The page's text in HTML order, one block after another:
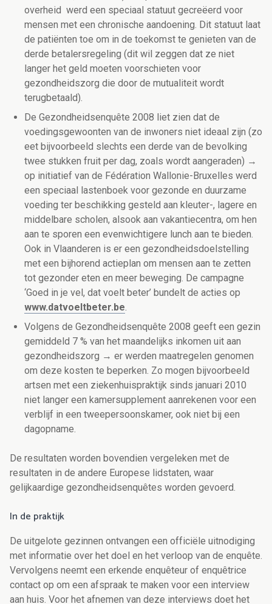
overheid werd een speciaal statuut gecreëerd voor
mensen met een chronische aandoening. Dit statuut laat
de patiënten toe om in de toekomst te genieten van de
derde betalersregeling (dit wil zeggen dat ze niet
langer het geld moeten voorschieten voor
gezondheidszorg die door de mutualiteit wordt
terugbetaald).
De Gezondheidsenquête 2008 liet zien dat de
voedingsgewoonten van de inwoners niet ideaal zijn (zo
eet bijvoorbeeld slechts een derde van de bevolking
twee stukken fruit per dag, zoals wordt aangeraden) →
op initiatief van de Fédération Wallonie-Bruxelles werd
een speciaal lastenboek voor gezonde en duurzame
voeding ter beschikking gesteld aan kleuter-, lagere en
middelbare scholen, alsook aan vakantiecentra, om hen
aan te sporen een evenwichtigere lunch aan te bieden.
Ook in Vlaanderen is er een gezondheidsdoelstelling
met een bijhorend actieplan om mensen aan te zetten
tot gezonder eten en meer beweging. De campagne
‘Goed in je vel, dat voelt beter’ bundelt de acties op
www.datvoeltbeter.be.
Volgens de Gezondheidsenquête 2008 geeft een gezin
gemiddeld 7 % van het maandelijks inkomen uit aan
gezondheidszorg → er werden maatregelen genomen
om deze kosten te beperken. Zo mogen bijvoorbeeld
artsen met een ziekenhuispraktijk sinds januari 2010
niet langer een kamersupplement aanrekenen voor een
verblijf in een tweepersoonskamer, ook niet bij een
dagopname.
De resultaten worden bovendien vergeleken met de
resultaten in de andere Europese lidstaten, waar
gelijkaardige gezondheidsenquêtes worden gevoerd.
In de praktijk
De uitgelote gezinnen ontvangen een officiële uitnodiging
met informatie over het doel en het verloop van de enquête.
Vervolgens neemt een erkende enquêteur of enquêtrice
contact op om een afspraak te maken voor een interview
aan huis. Voor het afnemen van deze interviews doet het